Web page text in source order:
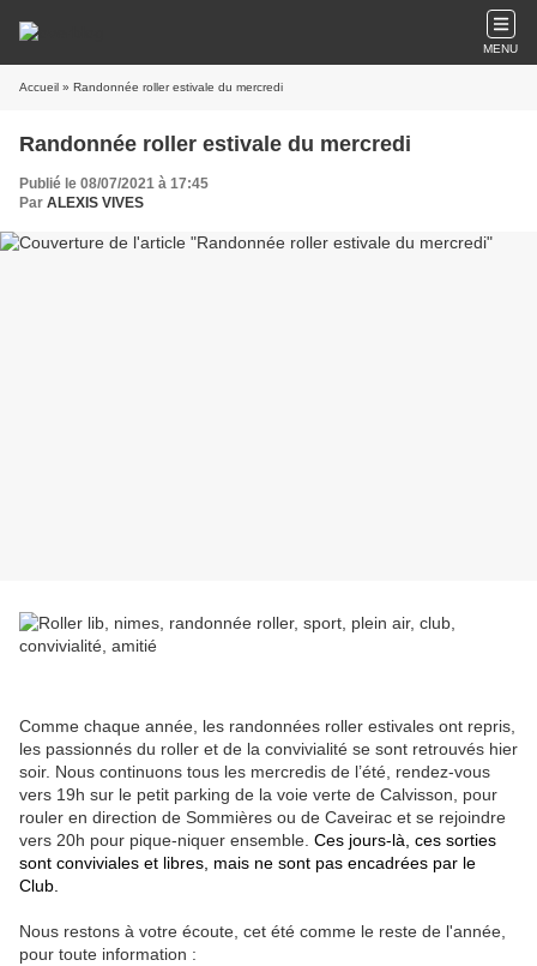
MENU
Accueil » Randonnée roller estivale du mercredi
Randonnée roller estivale du mercredi
Publié le 08/07/2021 à 17:45
Par ALEXIS VIVES
Comme chaque année, les randonnées roller estivales ont repris,
les passionnés du roller et de la convivialité se sont retrouvés hier
soir. Nous continuons tous les mercredis de l’été, rendez-vous
vers 19h sur le petit parking de la voie verte de Calvisson, pour
rouler en direction de Sommières ou de Caveirac et se rejoindre
vers 20h pour pique-niquer ensemble. Ces jours-là, ces sorties
sont conviviales et libres, mais ne sont pas encadrées par le
Club.
Nous restons à votre écoute, cet été comme le reste de l'année,
pour toute information :